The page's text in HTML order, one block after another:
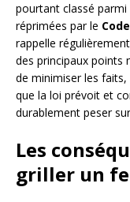
pourtant classé
réprimées par le
rappelle
des principaux points
de minimiser les
que la loi prévoit et
durablement peser
Les
griller un